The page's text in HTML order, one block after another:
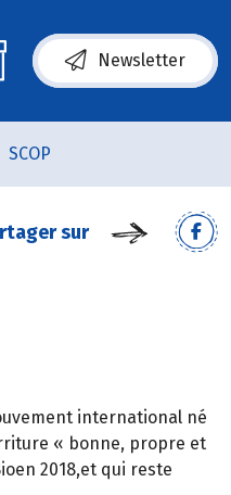
Newsletter
SCOP
sur
international né
« bonne, propre et
2018,et qui reste